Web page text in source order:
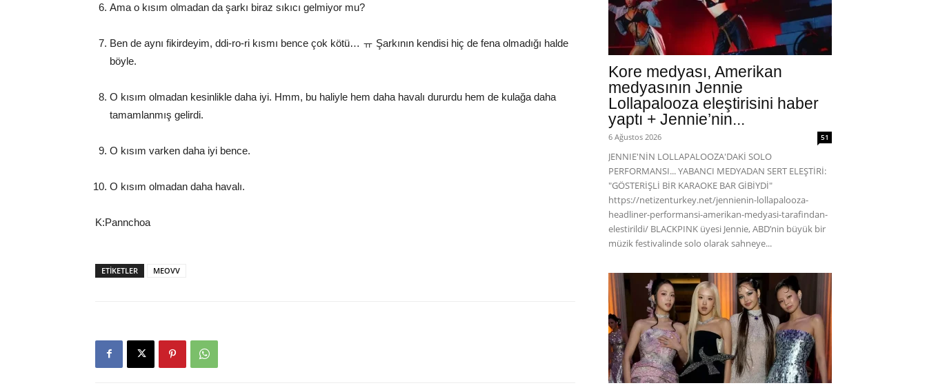
Ama o kısım olmadan da şarkı biraz sıkıcı gelmiyor mu?
Ben de aynı fikirdeyim, ddi-ro-ri kısmı bence çok kötü… ㅠ Şarkının kendisi hiç de fena olmadığı halde
böyle.
O kısım olmadan kesinlikle daha iyi. Hmm, bu haliyle hem daha havalı dururdu hem de kulağa daha
tamamlanmış gelirdi.
O kısım varken daha iyi bence.
O kısım olmadan daha havalı.
K:Pannchoa
ETIKETLER MEOVV
Kore medyası, Amerikan
medyasının Jennie
Lollapalooza eleştirisini haber
yaptı + Jennie’nin...
6 Ağustos 2026 51
JENNIE'NİN LOLLAPALOOZA'DAKİ SOLO
PERFORMANSI... YABANCI MEDYADAN SERT ELEŞTİRİ:
"GÖSTERİŞLİ BİR KARAOKE BAR GİBİYDİ"
https://netizenturkey.net/jennienin-lollapalooza-
headliner-performansi-amerikan-medyasi-tarafindan-
elestirildi/ BLACKPINK üyesi Jennie, ABD’nin büyük bir
müzik festivalinde solo olarak sahneye...